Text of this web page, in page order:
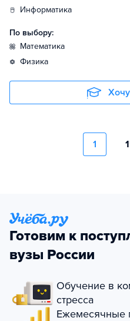
информатика
По выбору:
математика
физика
1
Готовим к
вузы России
Обучение в
стресса
Ежемесячные